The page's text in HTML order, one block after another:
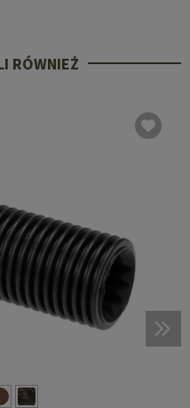
RÓWNIEŻ